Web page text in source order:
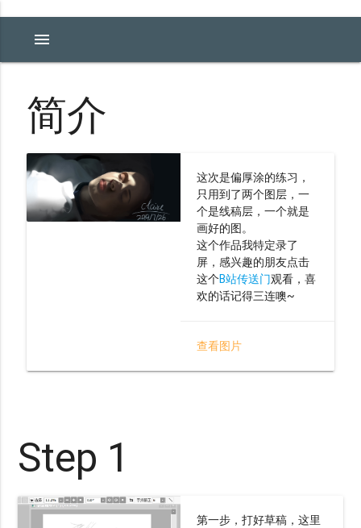
menu
简介
这次是偏厚涂的练习，
只用到了两个图层，一
个是线稿层，一个就是
画好的图。
这个作品我特定录了
屏，感兴趣的朋友点击
这个B站传送门观看，喜
欢的话记得三连噢~
查看图片
Step 1
第一步，打好草稿，这里